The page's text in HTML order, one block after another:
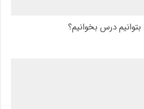
درس بخوانیم؟